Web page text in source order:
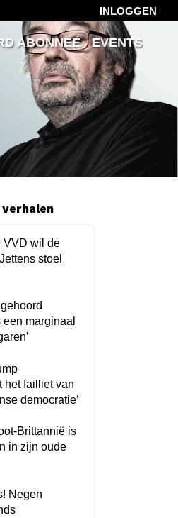
INLOGGEN
ABONNEE
EVENTS
verhalen
VVD wil de
stoel
marginaal
het failliet van
democratie’
Brittannië is
in zijn oude
Negen